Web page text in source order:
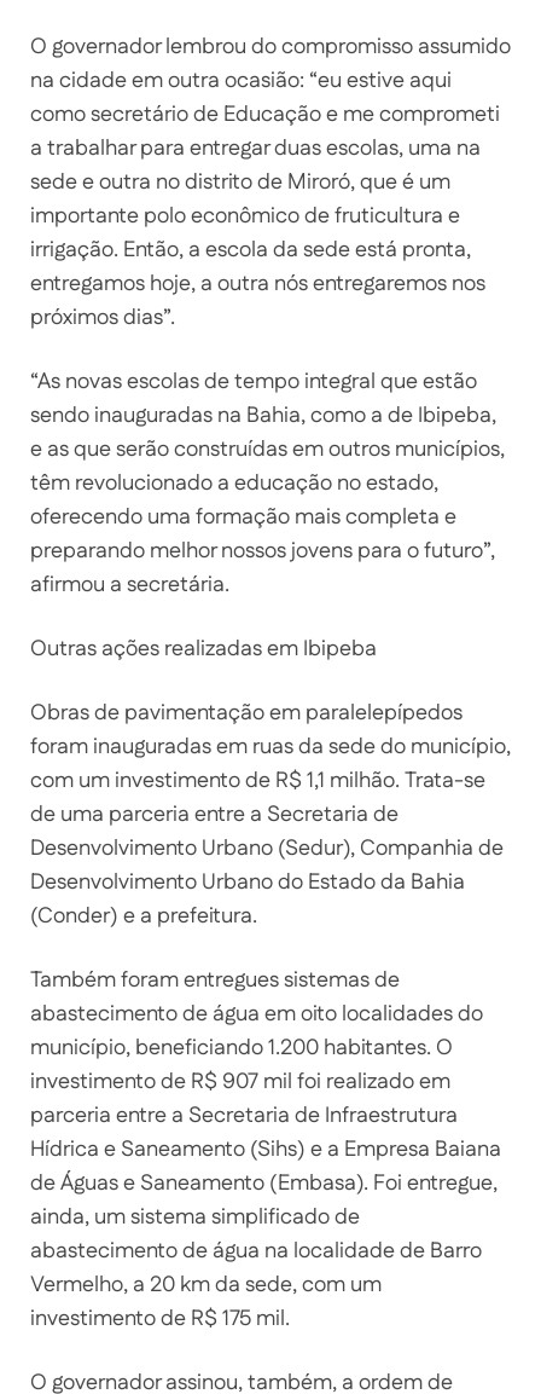
O governador lembrou do compromisso assumido
na cidade em outra ocasião: “eu estive aqui
como secretário de Educação e me comprometi
a trabalhar para entregar duas escolas, uma na
sede e outra no distrito de Miroró, que é um
importante polo econômico de fruticultura e
irrigação. Então, a escola da sede está pronta,
entregamos hoje, a outra nós entregaremos nos
próximos dias”.
“As novas escolas de tempo integral que estão
sendo inauguradas na Bahia, como a de Ibipeba,
e as que serão construídas em outros municípios,
têm revolucionado a educação no estado,
oferecendo uma formação mais completa e
preparando melhor nossos jovens para o futuro”,
afirmou a secretária.
Outras ações realizadas em Ibipeba
Obras de pavimentação em paralelepípedos
foram inauguradas em ruas da sede do município,
com um investimento de R$ 1,1 milhão. Trata-se
de uma parceria entre a Secretaria de
Desenvolvimento Urbano (Sedur), Companhia de
Desenvolvimento Urbano do Estado da Bahia
(Conder) e a prefeitura.
Também foram entregues sistemas de
abastecimento de água em oito localidades do
município, beneficiando 1.200 habitantes. O
investimento de R$ 907 mil foi realizado em
parceria entre a Secretaria de Infraestrutura
Hídrica e Saneamento (Sihs) e a Empresa Baiana
de Águas e Saneamento (Embasa). Foi entregue,
ainda, um sistema simplificado de
abastecimento de água na localidade de Barro
Vermelho, a 20 km da sede, com um
investimento de R$ 175 mil.
O governador assinou, também, a ordem de